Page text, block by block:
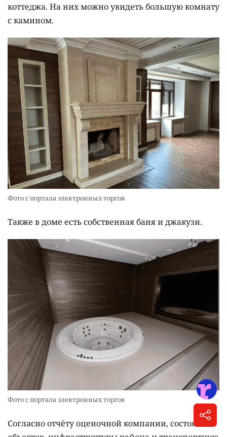
коттеджа. На них можно увидеть большую комнату
с камином.
Фото с портала электронных торгов
Также в доме есть собственная баня и джакузи.
Фото с портала электронных торгов
Согласно отчёту оценочной компании, состояние